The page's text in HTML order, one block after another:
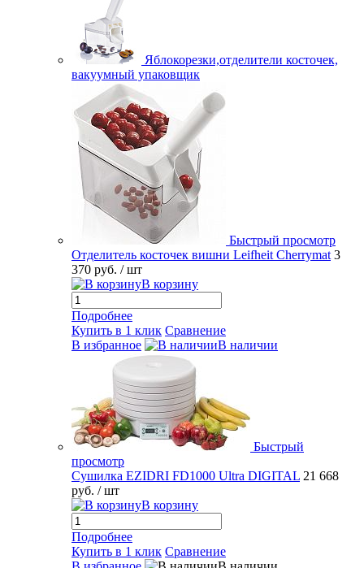
Яблокорезки,отделители косточек,
вакуумный упаковщик
Быстрый просмотр
Отделитель косточек вишни Leifheit Cherrymat 3
370 руб. / шт
В корзину
Подробнее
Купить в 1 клик Сравнение
В избранное
В наличии
Быстрый
просмотр
Сушилка EZIDRI FD1000 Ultra DIGITAL 21 668
руб. / шт
В корзину
Подробнее
Купить в 1 клик Сравнение